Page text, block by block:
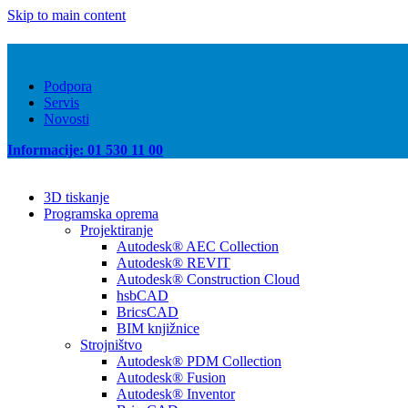
Skip to main content
Podpora
Servis
Novosti
Informacije: 01 530 11 00
3D tiskanje
Programska oprema
Projektiranje
Autodesk® AEC Collection
Autodesk® REVIT
Autodesk® Construction Cloud
hsbCAD
BricsCAD
BIM knjižnice
Strojništvo
Autodesk® PDM Collection
Autodesk® Fusion
Autodesk® Inventor